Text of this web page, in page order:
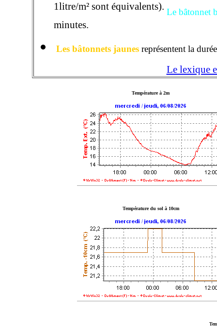
1litre/m² sont équivalents). Le bâtonnet
minutes.
Les bâtonnets jaunes représentent la
Le lexique
Température à 2m
Température du sol à 10cm